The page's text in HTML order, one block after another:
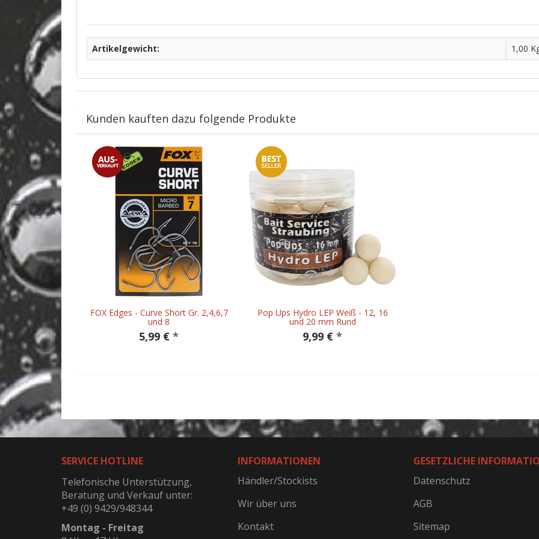
Artikelgewicht: 1,00
Kunden kauften dazu folgende Produkte
FOX Edges - Curve Short Gr. 2,4,6,7
und 8
5,99 € *
Pop Ups Hydro LEP Weiß - 12, 16
und 20 mm Rund
9,99 € *
SERVICE HOTLINE
Telefonische Unterstützung,
Beratung und Verkauf unter:
+49 (0) 9429/948344
Montag - Freitag
INFORMATIONEN
Händler/Stockists
Wir über uns
Kontakt
GESETZLICHE
Datenschutz
AGB
Sitemap